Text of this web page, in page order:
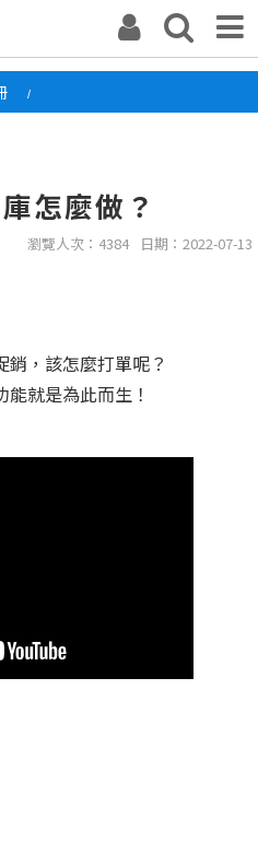
/
怎麼做？
瀏覽人次：4384 日期：2022-07-13
，該怎麼打單呢？
就是為此而生！